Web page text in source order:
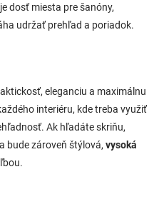
dosť miesta pre šanóny,
udržať prehľad a poriadok.
eleganciu a maximálnu
interiéru, kde treba využiť
Ak hľadáte skriňu,
bude zároveň štýlová, vysoká